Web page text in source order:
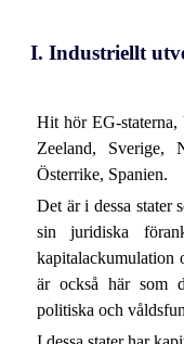
I. Industriellt
Hit hör EG-
Zeeland, Sverige,
Österrike, Spanien.
Det är i dessa stater
sin juridiska
kapitalackumulation
är också här som
politiska och